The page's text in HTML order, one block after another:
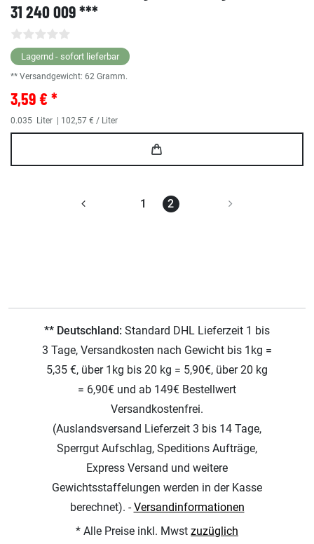
31 240 009 ***
Lagernd - sofort lieferbar
** Versandgewicht: 62 Gramm.
3,59 € *
0.035 Liter | 102,57 € / Liter
1 2
** Deutschland: Standard DHL Lieferzeit 1 bis
3 Tage, Versandkosten nach Gewicht bis 1kg =
5,35 €, über 1kg bis 20 kg = 5,90€, über 20 kg
= 6,90€ und ab 149€ Bestellwert
Versandkostenfrei.
(Auslandsversand Lieferzeit 3 bis 14 Tage,
Sperrgut Aufschlag, Speditions Aufträge,
Express Versand und weitere
Gewichtsstaffelungen werden in der Kasse
berechnet). -Versandinformationen
* Alle Preise inkl. Mwst zuzüglich